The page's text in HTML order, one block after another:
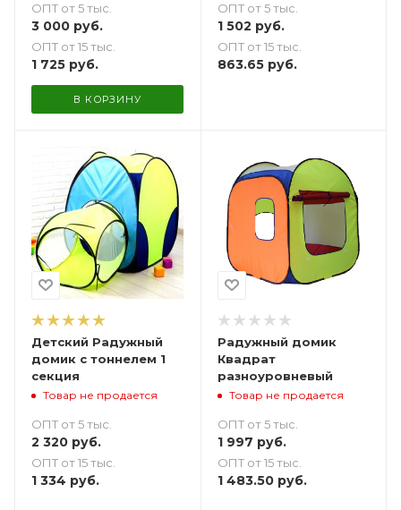
ОПТ от 5 тыс.
3 000 руб.
ОПТ от 15 тыс.
1 725 руб.
В КОРЗИНУ
ОПТ от 5 тыс.
1 502 руб.
ОПТ от 15 тыс.
863.65руб.
Детский Радужный
домик с тоннелем 1
секция
Товар не продается
ОПТ от 5 тыс.
2 320 руб.
ОПТ от 15 тыс.
1 334 руб.
Радужный домик
Квадрат
разноуровневый
Товар не продается
ОПТ от 5 тыс.
1 997 руб.
ОПТ от 15 тыс.
1 483.50руб.